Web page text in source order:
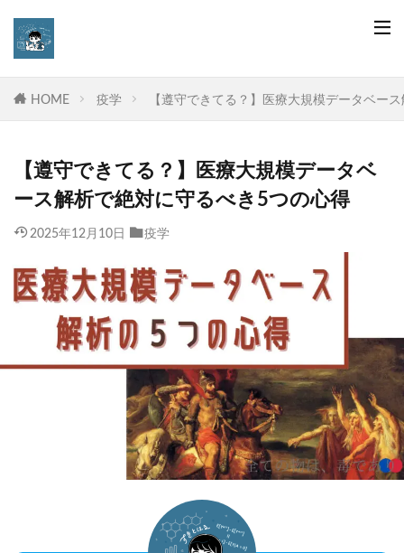
HOME 疫学 【遵守できてる？】医療大規模データベー
【遵守できてる？】医療大規模データベ
ース解析で絶対に守るべき5つの心得
2025年12月10日 疫学